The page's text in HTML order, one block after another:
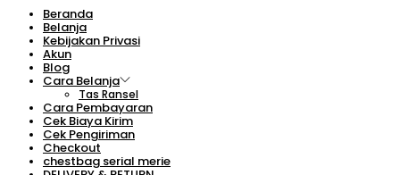
Beranda
Belanja
Kebijakan Privasi
Akun
Blog
Cara Belanja
Tas Ransel
Cara Pembayaran
Cek Biaya Kirim
Cek Pengiriman
Checkout
chestbag serial merie